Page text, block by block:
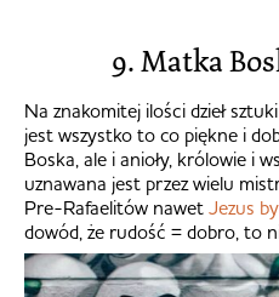
9. Matka
Na znakomitej ilości dzieł
jest wszystko to co piękne i
Boska, ale i anioły, królowie i
uznawana jest przez wielu
Pre-Rafaelitów nawet Jezus
dowód, że rudość = dobro, to